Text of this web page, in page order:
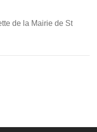
de la Mairie de St